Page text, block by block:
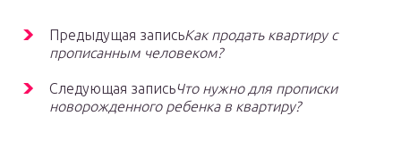
Предыдущая записьКак продать квартиру с
прописанным человеком?
Следующая записьЧто нужно для прописки
новорожденного ребенка в квартиру?